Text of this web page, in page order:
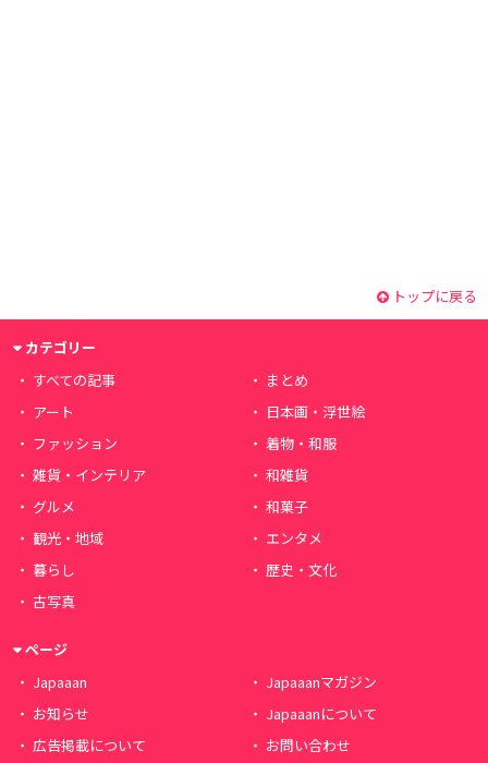
トップに戻る
カテゴリー
すべての記事
まとめ
アート
日本画・浮世絵
ファッション
着物・和服
雑貨・インテリア
和雑貨
グルメ
和菓子
観光・地域
エンタメ
暮らし
歴史・文化
古写真
ページ
Japaaan
Japaaanマガジン
お知らせ
Japaaanについて
広告掲載について
お問い合わせ